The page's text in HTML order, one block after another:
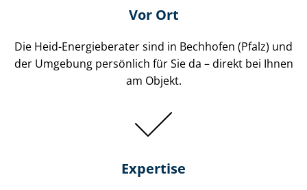
Vor Ort
Die Heid-Energieberater sind in Bechhofen (Pfalz) und
der Umgebung persönlich für Sie da – direkt bei Ihnen
am Objekt.
Expertise